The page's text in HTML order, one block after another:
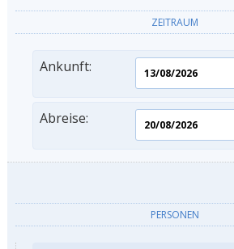
ZEITRAUM
Ankunft:
Abreise:
PERSONEN